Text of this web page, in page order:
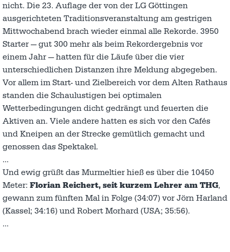
nicht. Die 23. Auflage der von der LG Göttingen
ausgerichteten Traditionsveranstaltung am gestrigen
Mittwochabend brach wieder einmal alle Rekorde. 3950
Starter — gut 300 mehr als beim Rekordergebnis vor
einem Jahr — hatten für die Läufe über die vier
unterschiedlichen Distanzen ihre Meldung abgegeben.
Vor allem im Start- und Zielbereich vor dem Alten Rathaus
standen die Schaulustigen bei optimalen
Wetterbedingungen dicht gedrängt und feuerten die
Aktiven an. Viele andere hatten es sich vor den Cafés
und Kneipen an der Strecke gemütlich gemacht und
genossen das Spektakel.
…
Und ewig grüßt das Murmeltier hieß es über die 10450
Meter: Florian Reichert, seit kurzem Lehrer am THG,
gewann zum fünften Mal in Folge (34:07) vor Jörn Harland
(Kassel; 34:16) und Robert Morhard (USA; 35:56).
…